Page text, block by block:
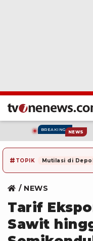
BREAKING NEWS
# TOPIK Mutilasi di
NEWS
Tarif
Sawit